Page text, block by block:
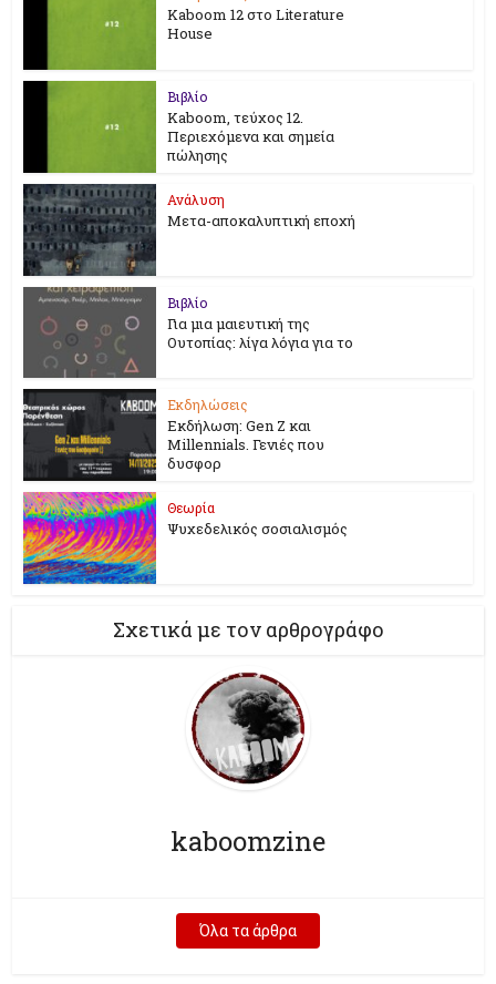
Kaboom 12 στο Literature
House
Βιβλίο
Kaboom, τεύχος 12.
Περιεχόμενα και σημεία
πώλησης
Ανάλυση
Μετα-αποκαλυπτική εποχή
Βιβλίο
Για μια μαιευτική της
Ουτοπίας: λίγα λόγια για το
Εκδηλώσεις
Εκδήλωση: Gen Z και
Millennials. Γενιές που
δυσφορ
Θεωρία
Ψυχεδελικός σοσιαλισμός
Σχετικά με τον αρθρογράφο
kaboomzine
Όλα τα άρθρα